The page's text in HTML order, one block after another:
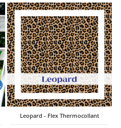
Leopard - Flex Thermocollant